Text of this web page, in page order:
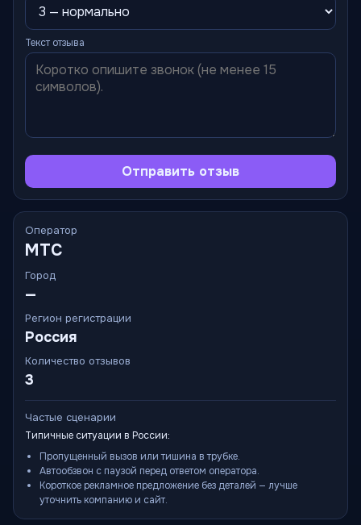
Текст отзыва
Отправить отзыв
Оператор
МТС
Город
—
Регион регистрации
Россия
Количество отзывов
3
Частые сценарии
Типичные ситуации в России:
Пропущенный вызов или тишина в трубке.
Автообзвон с паузой перед ответом оператора.
Короткое рекламное предложение без деталей — лучше
уточнить компанию и сайт.